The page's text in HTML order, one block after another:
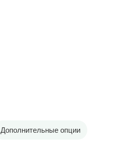
Дополнительные опции